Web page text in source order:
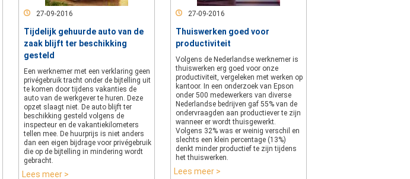
27-09-2016
Tijdelijk gehuurde auto van de
zaak blijft ter beschikking
gesteld
Een werknemer met een verklaring geen
privégebruik tracht onder de bijtelling uit
te komen door tijdens vakanties de
auto van de werkgever te huren. Deze
opzet slaagt niet. De auto blijft ter
beschikking gesteld volgens de
inspecteur en de vakantiekilometers
tellen mee. De huurprijs is niet anders
dan een eigen bijdrage voor privégebruik
die op de bijtelling in mindering wordt
gebracht.
Lees meer >
27-09-2016
Thuiswerken goed voor
productiviteit
Volgens de Nederlandse werknemer is
thuiswerken erg goed voor onze
productiviteit, vergeleken met werken op
kantoor. In een onderzoek van Epson
onder 500 medewerkers van diverse
Nederlandse bedrijven gaf 55% van de
ondervraagden aan productiever te zijn
wanneer er wordt thuisgewerkt.
Volgens 32% was er weinig verschil en
slechts een klein percentage (13%)
denkt minder productief te zijn tijdens
het thuiswerken.
Lees meer >